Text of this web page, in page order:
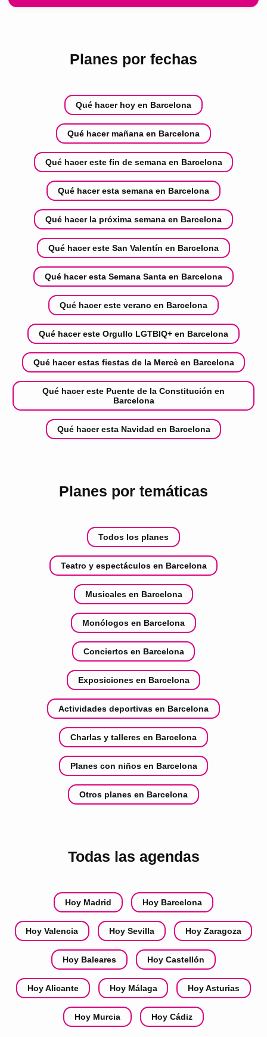
Planes por fechas
Qué hacer hoy en Barcelona
Qué hacer mañana en Barcelona
Qué hacer este fin de semana en Barcelona
Qué hacer esta semana en Barcelona
Qué hacer la próxima semana en Barcelona
Qué hacer este San Valentín en Barcelona
Qué hacer esta Semana Santa en Barcelona
Qué hacer este verano en Barcelona
Qué hacer este Orgullo LGTBIQ+ en Barcelona
Qué hacer estas fiestas de la Mercè en Barcelona
Qué hacer este Puente de la Constitución en
Barcelona
Qué hacer esta Navidad en Barcelona
Planes por temáticas
Todos los planes
Teatro y espectáculos en Barcelona
Musicales en Barcelona
Monólogos en Barcelona
Conciertos en Barcelona
Exposiciones en Barcelona
Actividades deportivas en Barcelona
Charlas y talleres en Barcelona
Planes con niños en Barcelona
Otros planes en Barcelona
Todas las agendas
Hoy Madrid Hoy Barcelona
Hoy Valencia Hoy Sevilla Hoy Zaragoza
Hoy Baleares Hoy Castellón
Hoy Alicante Hoy Málaga Hoy Asturias
Hoy Murcia Hoy Cádiz